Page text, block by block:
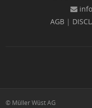
AGB |
© Müller Wüst AG